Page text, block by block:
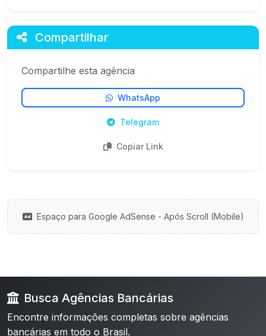
Compartilhar
Compartilhe esta agência
WhatsApp
Telegram
Copiar Link
Espaço para Google AdSense - Após Scroll (Mobile)
Busca Agências Bancárias
Encontre informações completas sobre agências
bancárias em todo o Brasil.